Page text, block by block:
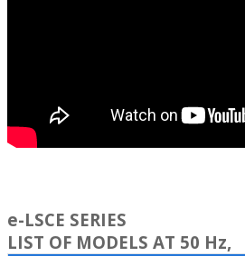
e-LSCE SERIES
LIST OF MODELS AT 50 Hz,